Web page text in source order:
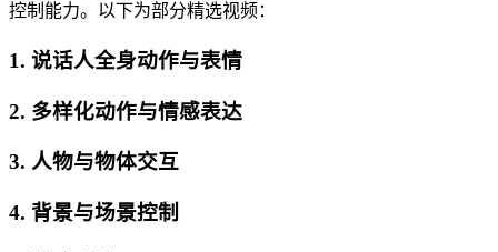
控制能力。以下为部分精选视频：
1. 说话人全身动作与表情
2. 多样化动作与情感表达
3. 人物与物体交互
4. 背景与场景控制